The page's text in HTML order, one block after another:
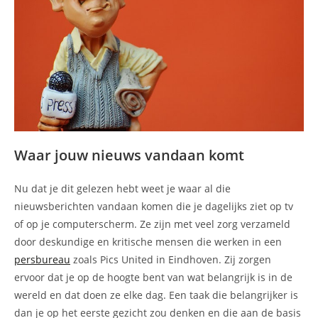
Waar jouw nieuws vandaan komt
Nu dat je dit gelezen hebt weet je waar al die
nieuwsberichten vandaan komen die je dagelijks ziet op tv
of op je computerscherm. Ze zijn met veel zorg verzameld
door deskundige en kritische mensen die werken in een
persbureau zoals Pics United in Eindhoven. Zij zorgen
ervoor dat je op de hoogte bent van wat belangrijk is in de
wereld en dat doen ze elke dag. Een taak die belangrijker is
dan je op het eerste gezicht zou denken en die aan de basis